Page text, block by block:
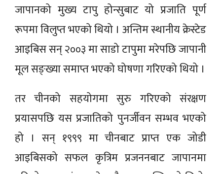
जापानको मुख्य टापु होन्सुबाट यो प्रजाति पूर्ण
रूपमा विलुप्त भएको थियो । अन्तिम स्थानीय क्रेस्टेड
आइबिस सन् २००३ मा साडो टापुमा मरेपछि जापानी
मूल सङ्ख्या समाप्त भएको घोषणा गरिएको थियो ।
तर चीनको सहयोगमा सुरु गरिएको संरक्षण
प्रयासपछि यस प्रजातिको पुनर्जीवन सम्भव भएको
हो । सन् १९९९ मा चीनबाट प्राप्त एक जोडी
आइबिसको सफल कृत्रिम प्रजननबाट जापानमा